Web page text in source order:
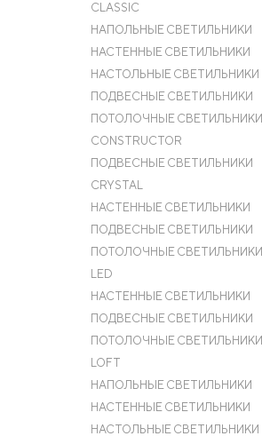
CLASSIC
НАПОЛЬНЫЕ СВЕТИЛЬНИКИ
НАСТЕННЫЕ СВЕТИЛЬНИКИ
НАСТОЛЬНЫЕ СВЕТИЛЬНИКИ
ПОДВЕСНЫЕ СВЕТИЛЬНИКИ
ПОТОЛОЧНЫЕ СВЕТИЛЬНИКИ
CONSTRUCTOR
ПОДВЕСНЫЕ СВЕТИЛЬНИКИ
CRYSTAL
НАСТЕННЫЕ СВЕТИЛЬНИКИ
ПОДВЕСНЫЕ СВЕТИЛЬНИКИ
ПОТОЛОЧНЫЕ СВЕТИЛЬНИКИ
LED
НАСТЕННЫЕ СВЕТИЛЬНИКИ
ПОДВЕСНЫЕ СВЕТИЛЬНИКИ
ПОТОЛОЧНЫЕ СВЕТИЛЬНИКИ
LOFT
НАПОЛЬНЫЕ СВЕТИЛЬНИКИ
НАСТЕННЫЕ СВЕТИЛЬНИКИ
НАСТОЛЬНЫЕ СВЕТИЛЬНИКИ